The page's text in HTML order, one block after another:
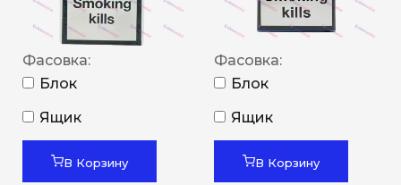
Фасовка:
Блок
Ящик
В Корзину
Фасовка:
Блок
Ящик
В Корзину